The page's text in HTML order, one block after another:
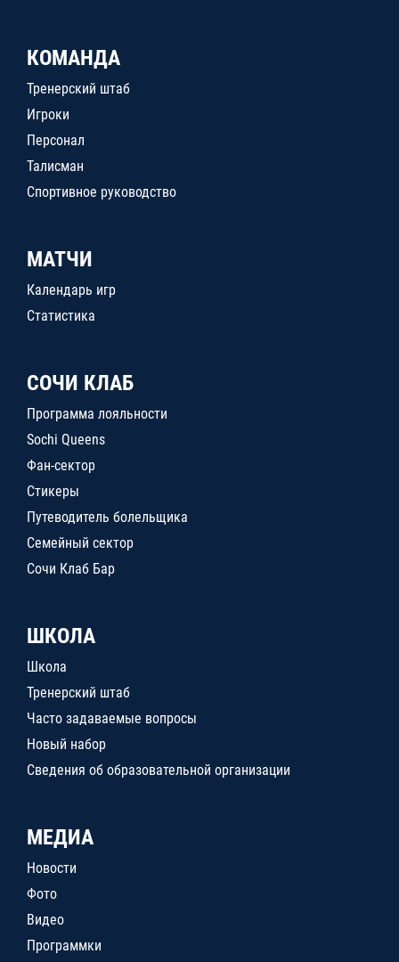
КОМАНДА
Тренерский штаб
Игроки
Персонал
Талисман
Спортивное руководство
МАТЧИ
Календарь игр
Статистика
СОЧИ КЛАБ
Программа лояльности
Sochi Queens
Фан-сектор
Стикеры
Путеводитель болельщика
Семейный сектор
Сочи Клаб Бар
ШКОЛА
Школа
Тренерский штаб
Часто задаваемые вопросы
Новый набор
Сведения об образовательной организации
МЕДИА
Новости
Фото
Видео
Программки